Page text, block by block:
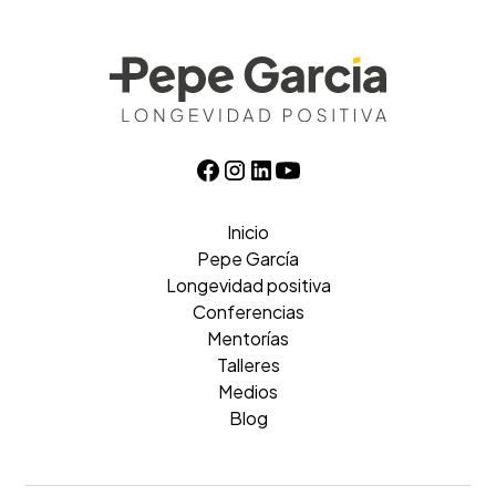
Inicio
Pepe García
Longevidad positiva
Conferencias
Mentorías
Talleres
Medios
Blog